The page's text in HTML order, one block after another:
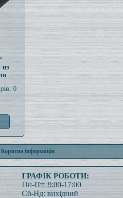
из
0
Корисна інформація
ГРАФІК РОБОТИ:
Пн-Пт: 9:00-17:00
Сб-Нд: вихідний